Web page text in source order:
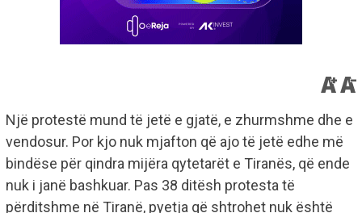
Një protestë mund të jetë e gjatë, e zhurmshme dhe e
vendosur. Por kjo nuk mjafton që ajo të jetë edhe më
bindëse për qindra mijëra qytetarët e Tiranës, që ende
nuk i janë bashkuar. Pas 38 ditësh protesta të
përditshme në Tiranë, pyetja që shtrohet nuk është